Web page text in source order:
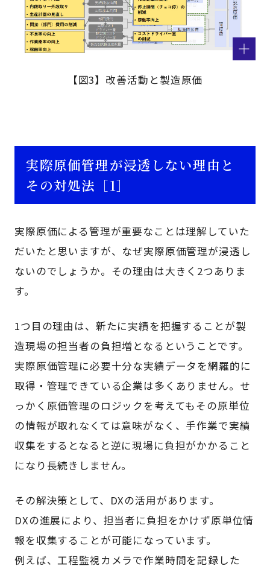
【図3】改善活動と製造原価
実際原価管理が浸透しない理由と
その対処法［1］
実際原価による管理が重要なことは理解していた
だいたと思いますが、なぜ実際原価管理が浸透し
ないのでしょうか。その理由は大きく2つありま
す。
1つ目の理由は、新たに実績を把握することが製
造現場の担当者の負担増となるということです。
実際原価管理に必要十分な実績データを網羅的に
取得・管理できている企業は多くありません。せ
っかく原価管理のロジックを考えてもその原単位
の情報が取れなくては意味がなく、手作業で実績
収集をするとなると逆に現場に負担がかかること
になり長続きしません。
その解決策として、DXの活用があります。
DXの進展により、担当者に負担をかけず原単位情
報を収集することが可能になっています。
例えば、工程監視カメラで作業時間を記録した